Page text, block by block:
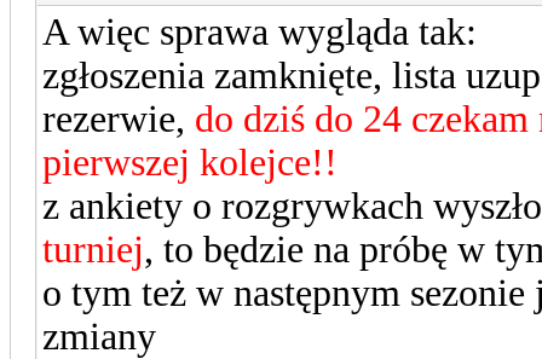
A więc sprawa wygląda tak:
zgłoszenia zamknięte, lista
rezerwie, do dziś do 24
pierwszej kolejce!!
z ankiety o rozgrywkach
turniej, to będzie na próbę w
o tym też w następnym
zmiany